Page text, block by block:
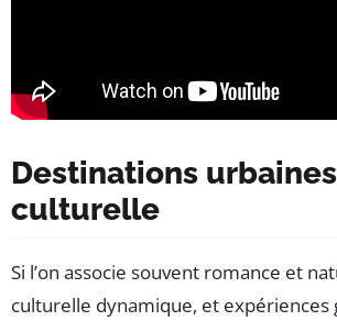
Destinations
culturelle
Si l’on associe souvent romance et
culturelle dynamique, et